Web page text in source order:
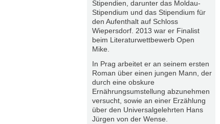
Stipendien, darunter das Moldau-
Stipendium und das Stipendium für
den Aufenthalt auf Schloss
Wiepersdorf. 2013 war er Finalist
beim Literaturwettbewerb Open
Mike.
In Prag arbeitet er an seinem ersten
Roman über einen jungen Mann, der
durch eine obskure
Ernährungsumstellung abzunehmen
versucht, sowie an einer Erzählung
über den Universalgelehrten Hans
Jürgen von der Wense.